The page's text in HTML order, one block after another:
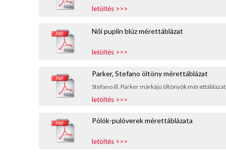
letöltés >>>
Női puplin blúz mérettáblázat
letöltés >>>
Parker, Stefano öltöny mérettáblázat
Stefano ill. Parker márkájú öltönyök
letöltés >>>
Pólók-pulóverek mérettáblázata
letöltés >>>